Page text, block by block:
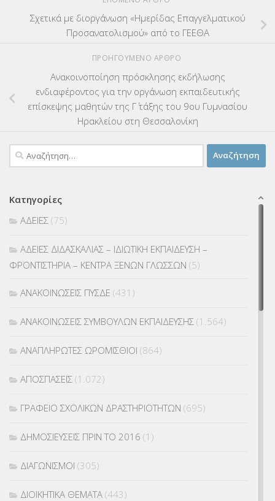
Σχετικά με διοργάνωση «Ημερίδας Επαγγελματικού
Προσανατολισμού» από το ΓΕΕΘΑ
ΠΡΟΗΓΟΎΜΕΝΟ ΆΡΘΡΟ
Ανακοινοποίηση πρόσκλησης εκδήλωσης
ενδιαφέροντος για την οργάνωση εκπαιδευτικής
επίσκεψης μαθητών της Γ΄ τάξης του 9ου Γυμνασίου
Ηρακλείου στη Θεσσαλονίκη
Αναζήτηση
για:
Κατηγορίες
ΑΔΕΙΕΣ (75)
ΑΔΕΙΕΣ ΔΙΔΑΣΚΑΛΙΑΣ – ΙΔΙΩΤΙΚΗ ΕΚΠΑΙΔΕΥΣΗ –
ΦΡΟΝΤΙΣΤΗΡΙΑ – ΚΕΝΤΡΑ ΞΕΝΩΝ ΓΛΩΣΣΩΝ (5)
ΑΝΑΚΟΙΝΩΣΕΙΣ ΠΥΣΔΕ (431)
ΑΝΑΚΟΙΝΩΣΕΙΣ ΣΥΜΒΟΥΛΩΝ ΕΚΠΑΙΔΕΥΣΗΣ (1.564)
ΑΝΑΠΛΗΡΩΤΕΣ ΩΡΟΜΙΣΘΙΟΙ (864)
ΑΠΟΣΠΑΣΕΙΣ (1.072)
ΓΡΑΦΕΙΟ ΣΧΟΛΙΚΩΝ ΔΡΑΣΤΗΡΙΟΤΗΤΩΝ (695)
ΔΗΜΟΣΙΕΥΣΕΙΣ ΠΡΙΝ ΤΟ 2016 (1)
ΔΙΑΓΩΝΙΣΜΟΙ (305)
ΔΙΟΙΚΗΤΙΚΑ ΘΕΜΑΤΑ (443)